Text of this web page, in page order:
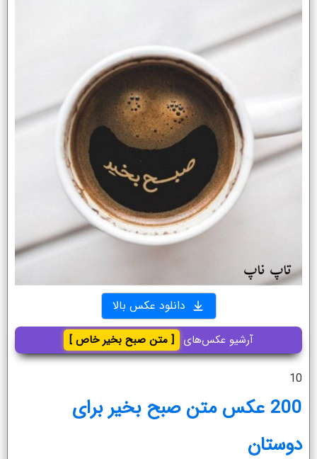
دانلود عکس بالا
آرشیو عکس‌های [ متن صبح بخیر خاص ]
10
200 عکس متن صبح بخیر برای
دوستان